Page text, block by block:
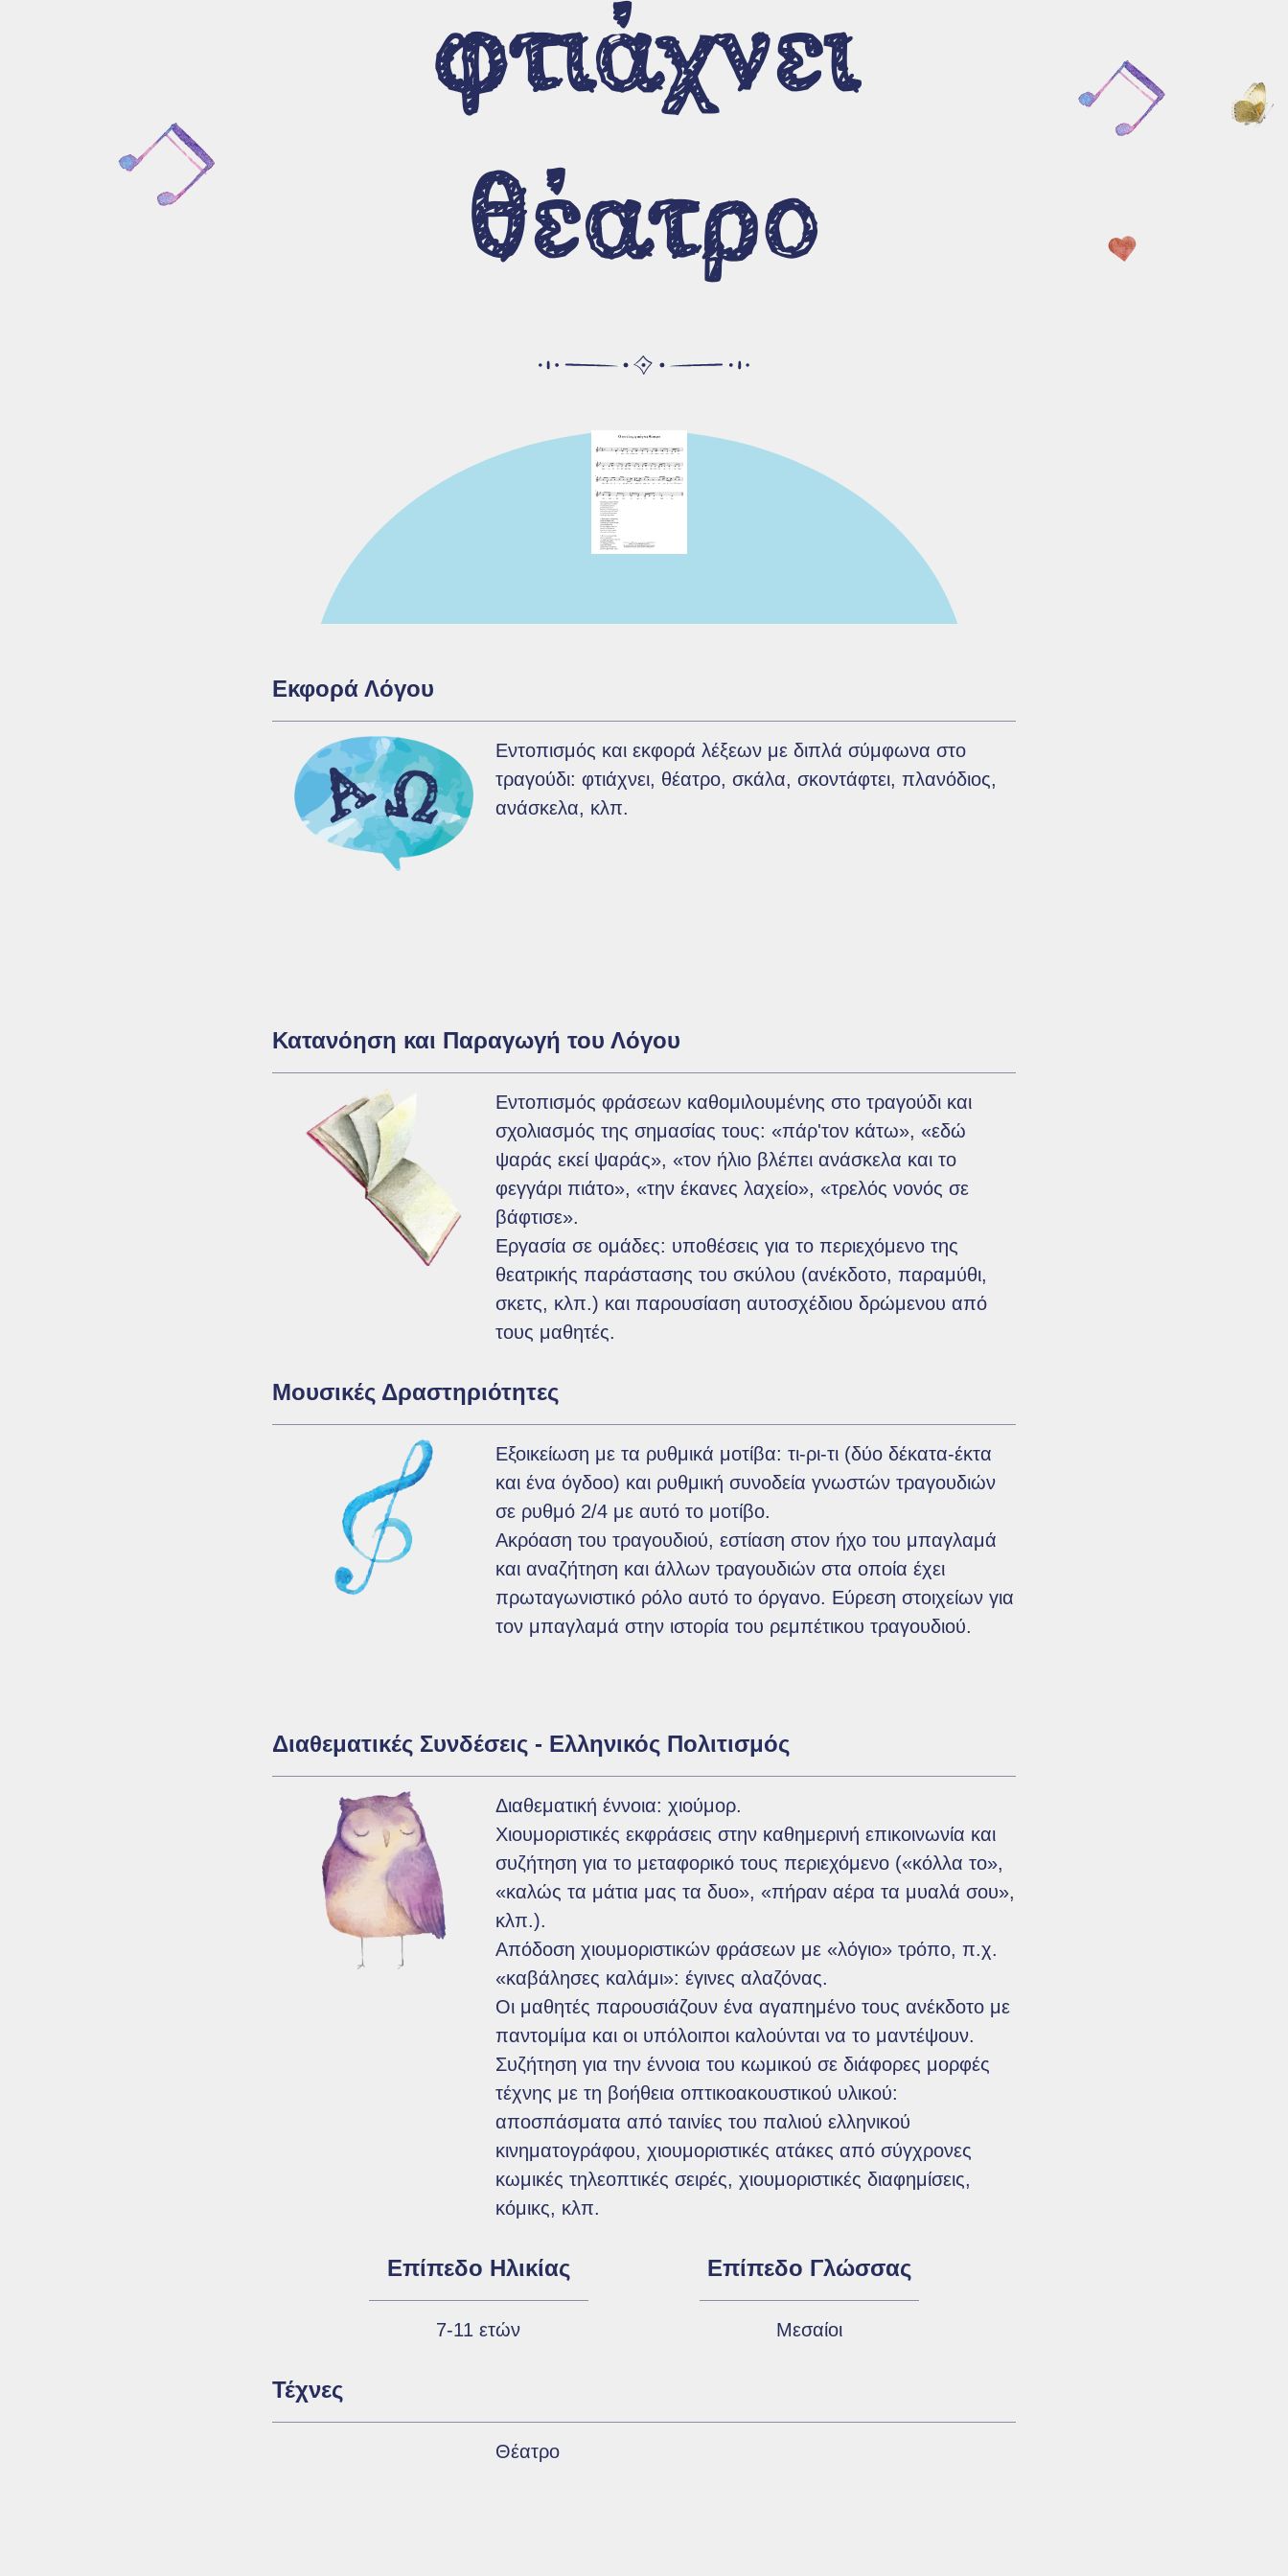
σύνδεσμοι
Σύνδεσμοι
Ενημέρωση
Ποιοι είμαστε
Όροι χρήσης
φτιάχνει
θέατρο
Εκφορά Λόγου
Εντοπισμός και εκφορά λέξεων με διπλά σύμφωνα στο
τραγούδι: φτιάχνει, θέατρο, σκάλα, σκοντάφτει, πλανόδιος,
ανάσκελα, κλπ.
Κατανόηση και Παραγωγή του Λόγου
Εντοπισμός φράσεων καθομιλουμένης στο τραγούδι και
σχολιασμός της σημασίας τους: «πάρ'τον κάτω», «εδώ
ψαράς εκεί ψαράς», «τον ήλιο βλέπει ανάσκελα και το
φεγγάρι πιάτο», «την έκανες λαχείο», «τρελός νονός σε
βάφτισε».
Εργασία σε ομάδες: υποθέσεις για το περιεχόμενο της
θεατρικής παράστασης του σκύλου (ανέκδοτο, παραμύθι,
σκετς, κλπ.) και παρουσίαση αυτοσχέδιου δρώμενου από
τους μαθητές.
Μουσικές Δραστηριότητες
Εξοικείωση με τα ρυθμικά μοτίβα: τι-ρι-τι (δύο δέκατα-έκτα
και ένα όγδοο) και ρυθμική συνοδεία γνωστών τραγουδιών
σε ρυθμό 2/4 με αυτό το μοτίβο.
Ακρόαση του τραγουδιού, εστίαση στον ήχο του μπαγλαμά
και αναζήτηση και άλλων τραγουδιών στα οποία έχει
πρωταγωνιστικό ρόλο αυτό το όργανο. Εύρεση στοιχείων για
τον μπαγλαμά στην ιστορία του ρεμπέτικου τραγουδιού.
Διαθεματικές Συνδέσεις - Ελληνικός Πολιτισμός
Διαθεματική έννοια: χιούμορ.
Χιουμοριστικές εκφράσεις στην καθημερινή επικοινωνία και
συζήτηση για το μεταφορικό τους περιεχόμενο («κόλλα το»,
«καλώς τα μάτια μας τα δυο», «πήραν αέρα τα μυαλά σου»,
κλπ.).
Απόδοση χιουμοριστικών φράσεων με «λόγιο» τρόπο, π.χ.
«καβάλησες καλάμι»: έγινες αλαζόνας.
Οι μαθητές παρουσιάζουν ένα αγαπημένο τους ανέκδοτο με
παντομίμα και οι υπόλοιποι καλούνται να το μαντέψουν.
Συζήτηση για την έννοια του κωμικού σε διάφορες μορφές
τέχνης με τη βοήθεια οπτικοακουστικού υλικού:
αποσπάσματα από ταινίες του παλιού ελληνικού
κινηματογράφου, χιουμοριστικές ατάκες από σύγχρονες
κωμικές τηλεοπτικές σειρές, χιουμοριστικές διαφημίσεις,
κόμικς, κλπ.
Επίπεδο Ηλικίας
7-11 ετών
Επίπεδο Γλώσσας
Μεσαίοι
Τέχνες
Θέατρο